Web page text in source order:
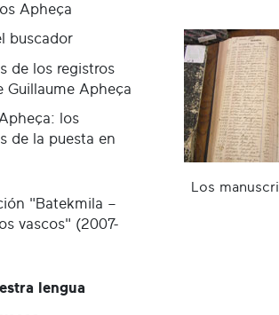
Los
Apheça
buscador
de los registros
Guillaume Apheça
los
de la puesta en
"Batekmila –
vascos" (2007-
lengua